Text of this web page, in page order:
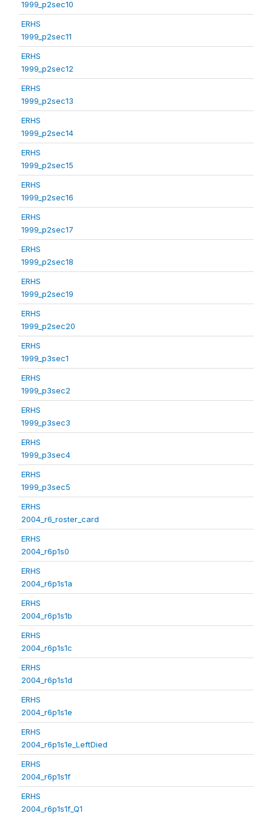
1999_p2sec10
ERHS
1999_p2sec11
ERHS
1999_p2sec12
ERHS
1999_p2sec13
ERHS
1999_p2sec14
ERHS
1999_p2sec15
ERHS
1999_p2sec16
ERHS
1999_p2sec17
ERHS
1999_p2sec18
ERHS
1999_p2sec19
ERHS
1999_p2sec20
ERHS
1999_p3sec1
ERHS
1999_p3sec2
ERHS
1999_p3sec3
ERHS
1999_p3sec4
ERHS
1999_p3sec5
ERHS
2004_r6_roster_card
ERHS
2004_r6p1s0
ERHS
2004_r6p1s1a
ERHS
2004_r6p1s1b
ERHS
2004_r6p1s1c
ERHS
2004_r6p1s1d
ERHS
2004_r6p1s1e
ERHS
2004_r6p1s1e_LeftDied
ERHS
2004_r6p1s1f
ERHS
2004_r6p1s1f_Q1